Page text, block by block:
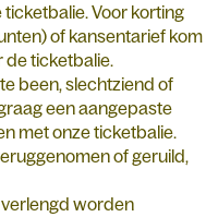
Voor korting
of kansentarief kom
de ticketbalie.
been, slechtziend of
een aangepaste
met onze ticketbalie.
of geruild,
worden